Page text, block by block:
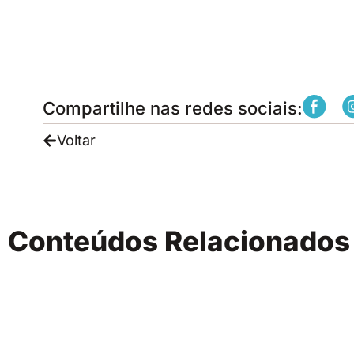
Compartilhe nas redes sociais:
Voltar
Conteúdos